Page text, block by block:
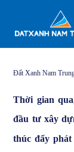
Đất Xanh Nam
Thời gian
đầu tư xây
thúc đẩy